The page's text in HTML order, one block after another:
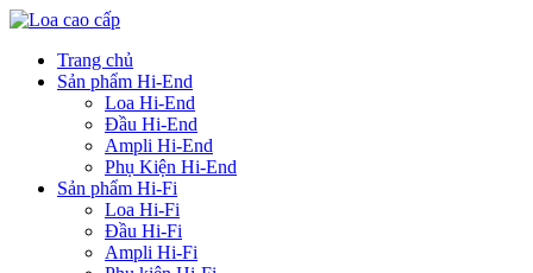
Trang chủ
Sản phẩm Hi-End
Loa Hi-End
Đầu Hi-End
Ampli Hi-End
Phụ Kiện Hi-End
Sản phẩm Hi-Fi
Loa Hi-Fi
Đầu Hi-Fi
Ampli Hi-Fi